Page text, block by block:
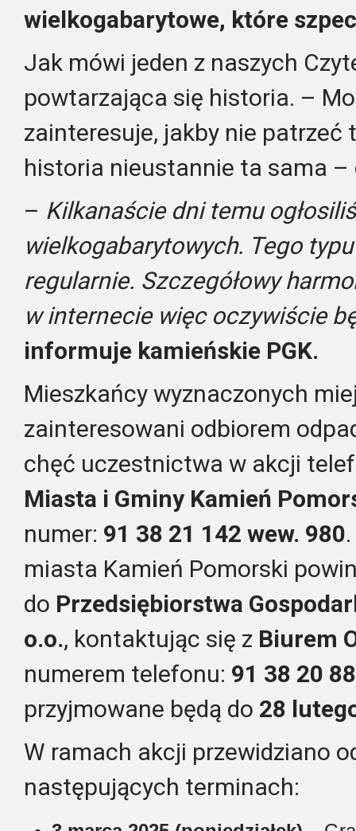
wielkogabarytowe, które
Jak mówi jeden z naszych
powtarzająca się historia. –
zainteresuje, jakby nie
historia nieustannie ta sama –
– Kilkanaście dni temu
wielkogabarytowych. Tego
regularnie. Szczegółowy
w internecie więc oczywiście
informuje kamieńskie PGK.
Mieszkańcy wyznaczonych
zainteresowani odbiorem
chęć uczestnictwa w akcji
Miasta i Gminy Kamień
numer: 91 38 21 142 wew. 980
miasta Kamień Pomorski
do Przedsiębiorstwa
o.o., kontaktując się z Biurem
numerem telefonu: 91 38 20
przyjmowane będą do 28
W ramach akcji przewidziano
następujących terminach: